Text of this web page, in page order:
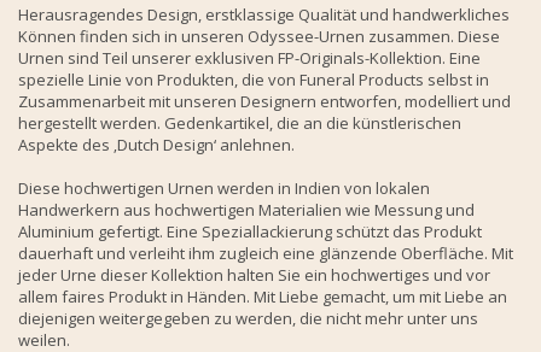
Herausragendes Design, erstklassige Qualität und handwerkliches
Können finden sich in unseren Odyssee-Urnen zusammen. Diese
Urnen sind Teil unserer exklusiven FP-Originals-Kollektion. Eine
spezielle Linie von Produkten, die von Funeral Products selbst in
Zusammenarbeit mit unseren Designern entworfen, modelliert und
hergestellt werden. Gedenkartikel, die an die künstlerischen
Aspekte des ‚Dutch Design‘ anlehnen.
Diese hochwertigen Urnen werden in Indien von lokalen
Handwerkern aus hochwertigen Materialien wie Messung und
Aluminium gefertigt. Eine Speziallackierung schützt das Produkt
dauerhaft und verleiht ihm zugleich eine glänzende Oberfläche. Mit
jeder Urne dieser Kollektion halten Sie ein hochwertiges und vor
allem faires Produkt in Händen. Mit Liebe gemacht, um mit Liebe an
diejenigen weitergegeben zu werden, die nicht mehr unter uns
weilen.